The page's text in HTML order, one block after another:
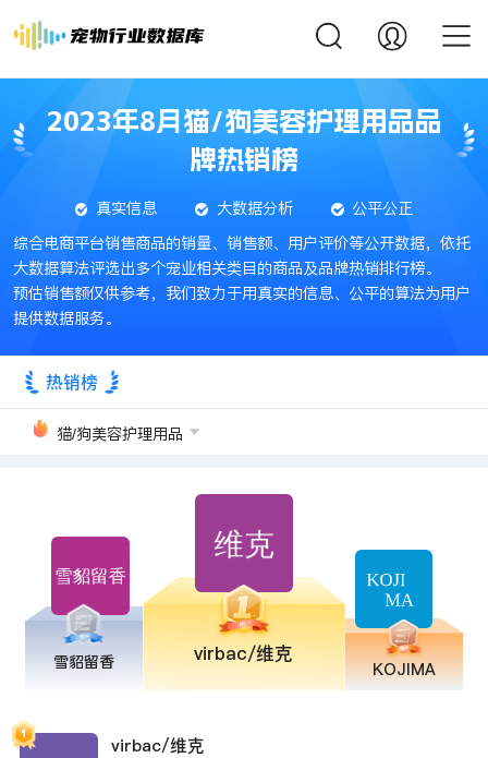
2023年8月猫/狗美容护理用品品
牌热销榜
真实信息 大数据分析
公平公正
综合电商平台销售商品的销量、销售额、用户评价等公开数据，依托
大数据算法评选出多个宠业相关类目的商品及品牌热销排行榜。
预估销售额仅供参考，我们致力于用真实的信息、公平的算法为用户
提供数据服务。
热销榜
猫/狗美容护理用品
雪貂留香 virbac/维克
KOJIMA
virbac/维克